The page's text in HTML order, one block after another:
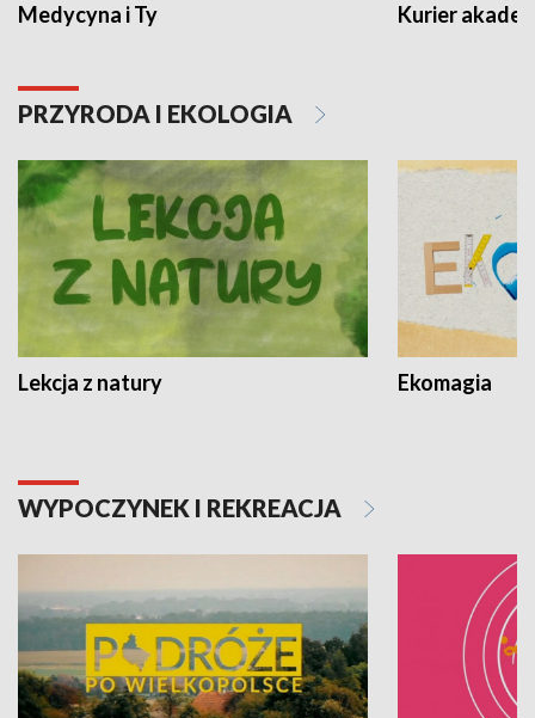
Medycyna i Ty Kurier
PRZYRODA I EKOLOGIA
Lekcja z natury Ekomagia
WYPOCZYNEK I REKREACJA